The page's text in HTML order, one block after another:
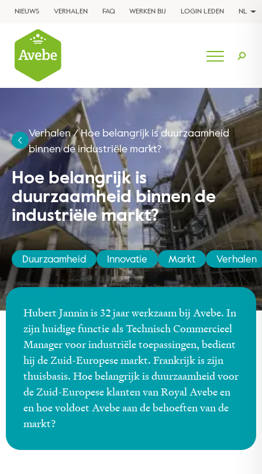
NIEUWS VERHALEN FAQ WERKEN BIJ LOGIN LEDEN NL
Verhalen/Hoe belangrijk is duurzaamheid
binnen de industriële markt?
Hoe belangrijk is
duurzaamheid binnen de
industriële markt?
Duurzaamheid Innovatie Markt Verhalen
Hubert Jannin is 32 jaar werkzaam bij Avebe. In
zijn huidige functie als Technisch Commercieel
Manager voor industriële toepassingen, bedient
hij de Zuid-Europese markt. Frankrijk is zijn
thuisbasis. Hoe belangrijk is duurzaamheid voor
de Zuid-Europese klanten van Royal Avebe en
en hoe voldoet Avebe aan de behoeften van de
markt?